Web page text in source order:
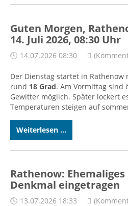
Guten Morgen,
14. Juli 2026, 08:30 Uhr
14.07.2026 08:30
Der Dienstag startet in Rathenow
rund 18 Grad. Am Vormittag sind
Gewitter möglich. Später lockert
Temperaturen steigen auf
Weiterlesen ...
Rathenow: Ehemaliges
Denkmal eingetragen
13.07.2026 18:33